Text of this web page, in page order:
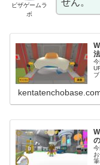
ピザゲームラ
ボ